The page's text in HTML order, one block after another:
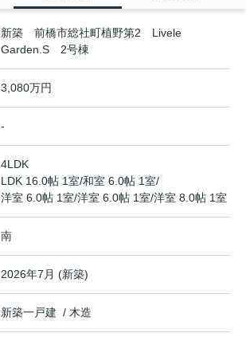
新築 前橋市総社町植野第2 Livele
Garden.S 2号棟
3,080万円
-
4LDK
LDK 16.0帖 1室/和室 6.0帖 1室/
洋室 6.0帖 1室/洋室 6.0帖 1室/洋室 8.0帖 1室
南
2026年7月 (新築)
新築一戸建 / 木造